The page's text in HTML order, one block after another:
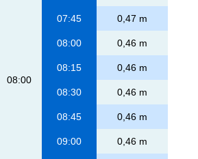
07:45 0,47 m
08:00
08:00 0,46 m
08:15 0,46 m
08:30 0,46 m
08:45 0,46 m
09:00 0,46 m